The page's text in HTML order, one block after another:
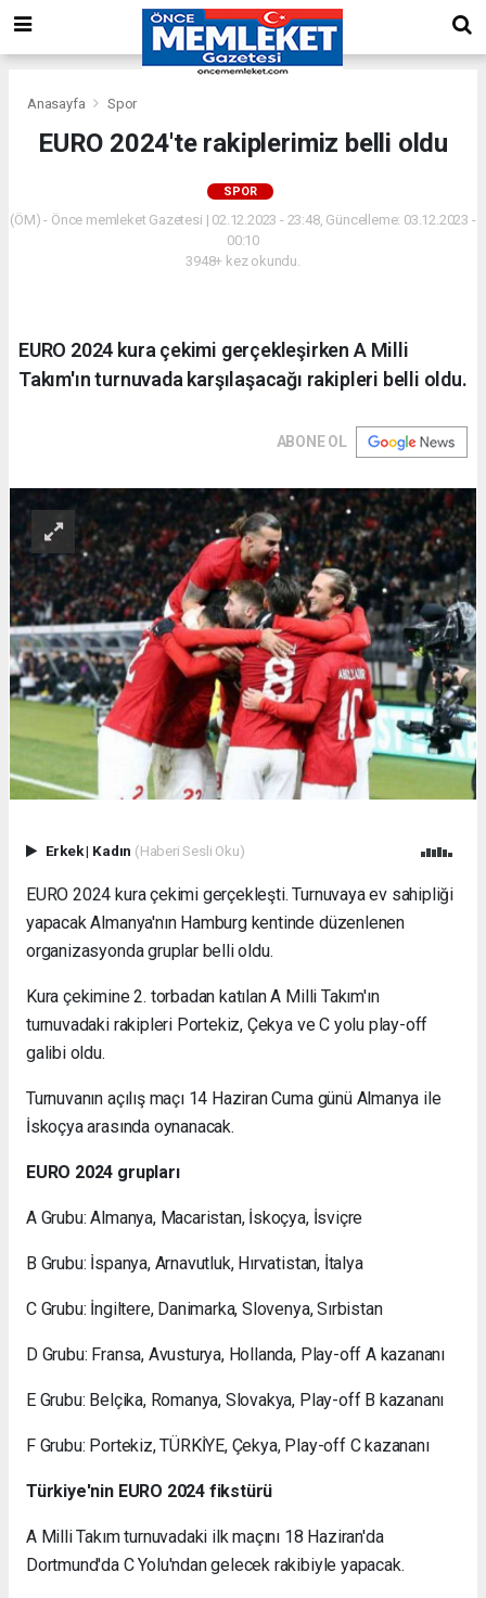
Anasayfa Spor
EURO 2024'te rakiplerimiz belli oldu
SPOR
(ÖM) - Önce memleket Gazetesi | 02.12.2023 - 23:48, Güncelleme: 03.12.2023 -
00:10
3948+ kez okundu.
EURO 2024 kura çekimi gerçekleşirken A Milli
Takım'ın turnuvada karşılaşacağı rakipleri belli oldu.
ABONE OL
Erkek| Kadın (Haberi Sesli Oku)
EURO 2024 kura çekimi gerçekleşti. Turnuvaya ev sahipliği
yapacak Almanya'nın Hamburg kentinde düzenlenen
organizasyonda gruplar belli oldu.
Kura çekimine 2. torbadan katılan A Milli Takım'ın
turnuvadaki rakipleri Portekiz, Çekya ve C yolu play-off
galibi oldu.
Turnuvanın açılış maçı 14 Haziran Cuma günü Almanya ile
İskoçya arasında oynanacak.
EURO 2024 grupları
A Grubu: Almanya, Macaristan, İskoçya, İsviçre
B Grubu: İspanya, Arnavutluk, Hırvatistan, İtalya
C Grubu: İngiltere, Danimarka, Slovenya, Sırbistan
D Grubu: Fransa, Avusturya, Hollanda, Play-off A kazananı
E Grubu: Belçika, Romanya, Slovakya, Play-off B kazananı
F Grubu: Portekiz, TÜRKİYE, Çekya, Play-off C kazananı
Türkiye'nin EURO 2024 fikstürü
A Milli Takım turnuvadaki ilk maçını 18 Haziran'da
Dortmund'da C Yolu'ndan gelecek rakibiyle yapacak.